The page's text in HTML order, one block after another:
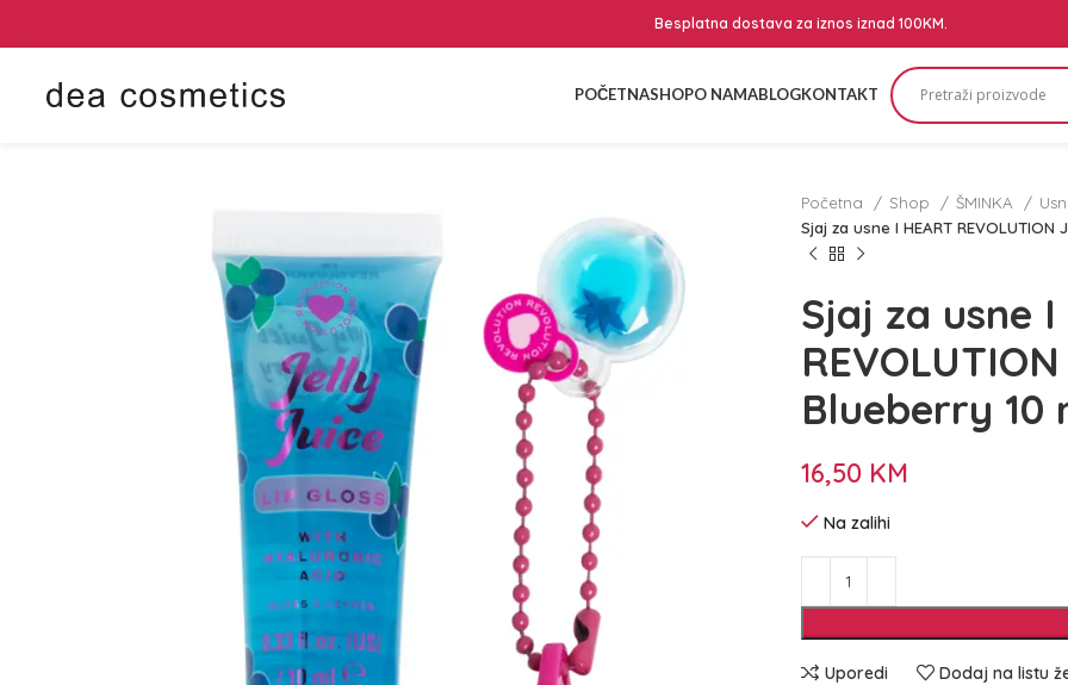
Besplatna dostava za iznos iznad 100KM.
POČETNASHOPO NAMABLOGKONTAKT
Početna Shop ŠMINKA
Sjaj za usne I HEART
Sjaj za usne I
Blueberry 10
16,50 KM
Na zalihi
Uporedi Dodaj na listu